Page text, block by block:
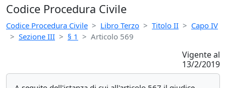
Codice Procedura Civile
Codice Procedura Civile Libro Terzo Titolo II
Capo IV
Sezione III
§ 1 Articolo 569
Vigente al
13/2/2019